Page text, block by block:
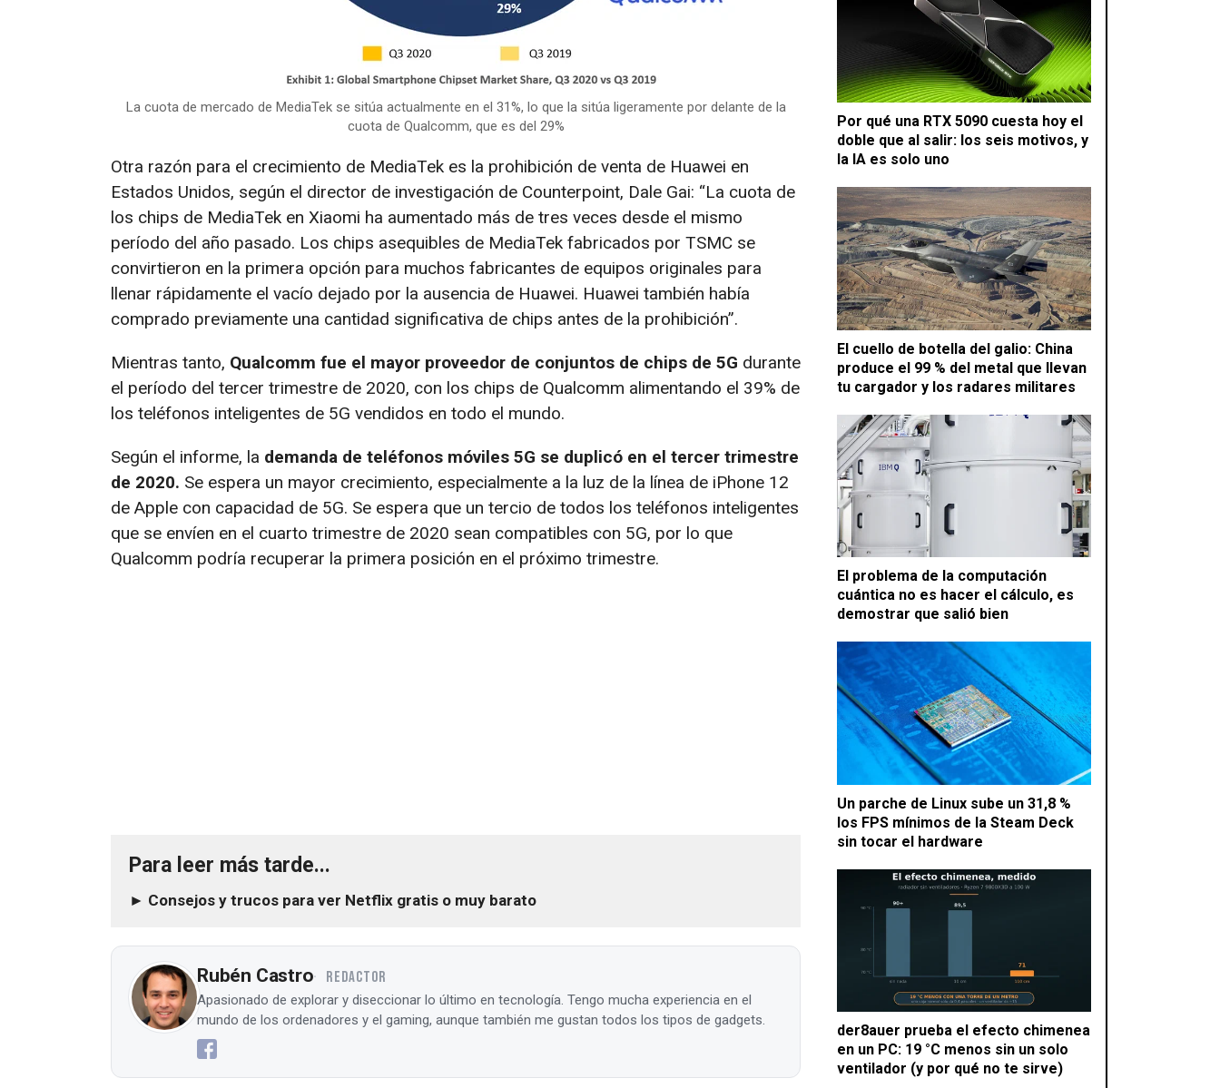
Por qué una RTX 5090 cuesta hoy el
doble que al salir: los seis motivos, y
la IA es solo uno
El cuello de botella del galio: China
produce el 99 % del metal que llevan
tu cargador y los radares militares
El problema de la computación
cuántica no es hacer el cálculo, es
demostrar que salió bien
Un parche de Linux sube un 31,8 %
los FPS mínimos de la Steam Deck
sin tocar el hardware
der8auer prueba el efecto chimenea
en un PC: 19 °C menos sin un solo
ventilador (y por qué no te sirve)
La cuota de mercado de MediaTek se sitúa actualmente en el 31%, lo que la sitúa ligeramente por delante de la
cuota de Qualcomm, que es del 29%
Otra razón para el crecimiento de MediaTek es la prohibición de venta de Huawei en
Estados Unidos, según el director de investigación de Counterpoint, Dale Gai: “La cuota de
los chips de MediaTek en Xiaomi ha aumentado más de tres veces desde el mismo
período del año pasado. Los chips asequibles de MediaTek fabricados por TSMC se
convirtieron en la primera opción para muchos fabricantes de equipos originales para
llenar rápidamente el vacío dejado por la ausencia de Huawei. Huawei también había
comprado previamente una cantidad significativa de chips antes de la prohibición”.
Mientras tanto, Qualcomm fue el mayor proveedor de conjuntos de chips de 5G durante
el período del tercer trimestre de 2020, con los chips de Qualcomm alimentando el 39% de
los teléfonos inteligentes de 5G vendidos en todo el mundo.
Según el informe, la demanda de teléfonos móviles 5G se duplicó en el tercer trimestre
de 2020. Se espera un mayor crecimiento, especialmente a la luz de la línea de iPhone 12
de Apple con capacidad de 5G. Se espera que un tercio de todos los teléfonos inteligentes
que se envíen en el cuarto trimestre de 2020 sean compatibles con 5G, por lo que
Qualcomm podría recuperar la primera posición en el próximo trimestre.
Para leer más tarde...
► Consejos y trucos para ver Netflix gratis o muy barato
Rubén Castro REDACTOR
Apasionado de explorar y diseccionar lo último en tecnología. Tengo mucha experiencia en el
mundo de los ordenadores y el gaming, aunque también me gustan todos los tipos de gadgets.